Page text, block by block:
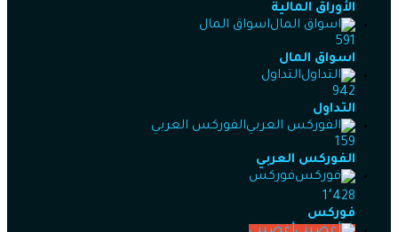
الأوراق المالية
اسواق المال
591
اسواق المال
التداول
942
التداول
الفوركس العربي
159
الفوركس العربي
فوركس
1٬428
فوركس